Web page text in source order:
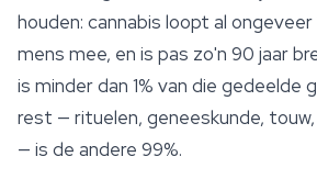
houden: cannabis loopt al
mens mee, en is pas zo'n 90 jaar
is minder dan 1% van die gedeelde
rest — rituelen, geneeskunde,
— is de andere 99%.